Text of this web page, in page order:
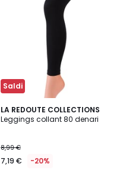
Saldi
LA REDOUTE COLLECTIONS
Leggings collant 80 denari
8,99 €
7,19 € -20%
4,2
/ 5